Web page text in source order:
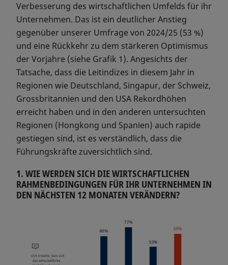
Verbesserung des wirtschaftlichen Umfelds für ihr
Unternehmen. Das ist ein deutlicher Anstieg
gegenüber unserer Umfrage von 2024/25 (53 %)
und eine Rückkehr zu dem stärkeren Optimismus
der Vorjahre (siehe Grafik 1). Angesichts der
Tatsache, dass die Leitindizes in diesem Jahr in
Regionen wie Deutschland, Singapur, der Schweiz,
Grossbritannien und den USA Rekordhöhen
erreicht haben und in den anderen untersuchten
Regionen (Hongkong und Spanien) auch rapide
gestiegen sind, ist es verständlich, dass die
Führungskräfte zuversichtlich sind.
1. WIE WERDEN SICH DIE WIRTSCHAFTLICHEN
RAHMENBEDINGUNGEN FÜR IHR UNTERNEHMEN IN
DEN NÄCHSTEN 12 MONATEN VERÄNDERN?